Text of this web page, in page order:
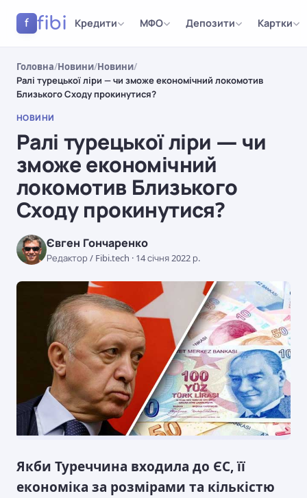
f fibi Кредити МФО Депозити Картки
Головна/Новини/Новини/
Ралі турецької ліри — чи зможе економічний локомотив
Близького Сходу прокинутися?
НОВИНИ
Ралі турецької ліри — чи
зможе економічний
локомотив Близького
Сходу прокинутися?
Євген Гончаренко
Редактор / Fibi.tech · 14 січня 2022 р.
НОВИНИ
Якби Туреччина входила до ЄС, її
економіка за розмірами та кількістю